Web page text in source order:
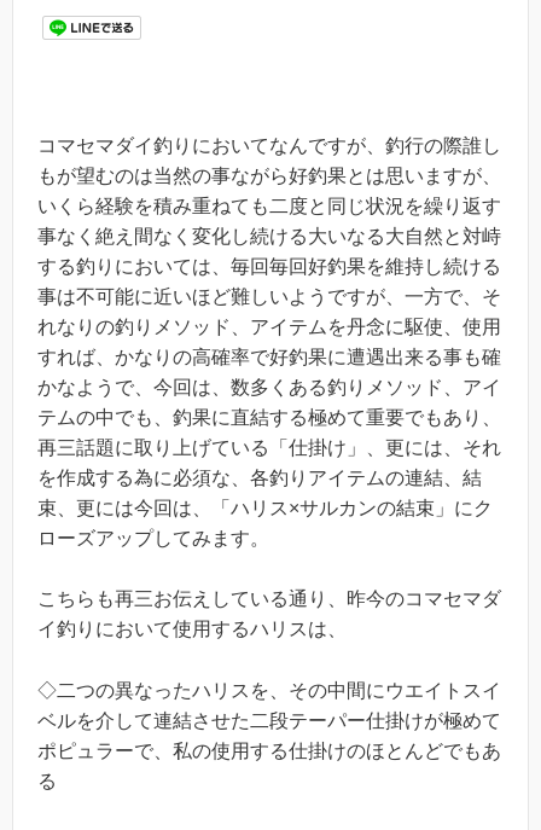
コマセマダイ釣りにおいてなんですが、釣行の際誰し
もが望むのは当然の事ながら好釣果とは思いますが、
いくら経験を積み重ねても二度と同じ状況を繰り返す
事なく絶え間なく変化し続ける大いなる大自然と対峙
する釣りにおいては、毎回毎回好釣果を維持し続ける
事は不可能に近いほど難しいようですが、一方で、そ
れなりの釣りメソッド、アイテムを丹念に駆使、使用
すれば、かなりの高確率で好釣果に遭遇出来る事も確
かなようで、今回は、数多くある釣りメソッド、アイ
テムの中でも、釣果に直結する極めて重要でもあり、
再三話題に取り上げている「仕掛け」、更には、それ
を作成する為に必須な、各釣りアイテムの連結、結
束、更には今回は、「ハリス×サルカンの結束」にク
ローズアップしてみます。
こちらも再三お伝えしている通り、昨今のコマセマダ
イ釣りにおいて使用するハリスは、
◇二つの異なったハリスを、その中間にウエイトスイ
ベルを介して連結させた二段テーパー仕掛けが極めて
ポピュラーで、私の使用する仕掛けのほとんどでもあ
る